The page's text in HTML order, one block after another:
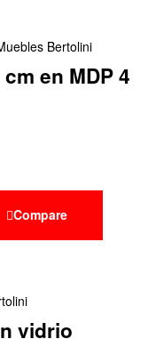
Bertolini
en MDP 4
Compare
vidrio